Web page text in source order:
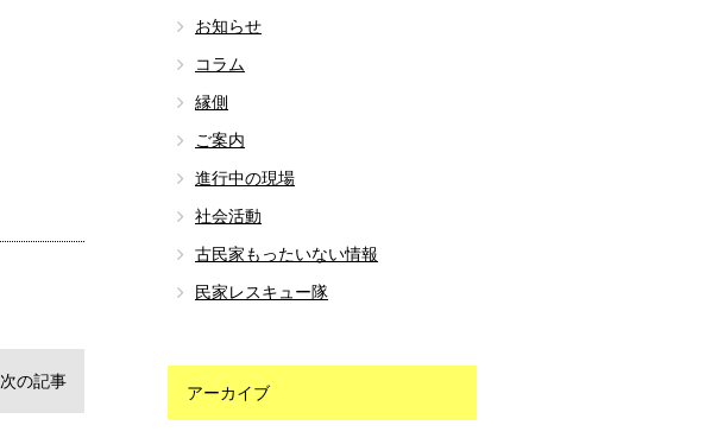
次の記事
お知らせ
コラム
縁側
ご案内
進行中の現場
社会活動
古民家もったいない情報
民家レスキュー隊
アーカイブ